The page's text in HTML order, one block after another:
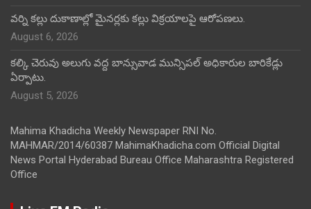
వర్ని కల్లు దుకాణాల్లో మైనర్లకు కల్లు విక్రయాలపై ఆరోపణలు.
August 6, 2026
కల్కి చెరువు అలుగు వద్ద బాన్సువాడ మున్సిపల్ అధికారుల బారికేడ్లు
ఏర్పాటు.
August 5, 2026
Mahima Khadicha Weekly Newspaper RNI No.
MAHMAR/2014/60387 MahimaKhadicha.com Official Digital
News Portal Hyderabad Bureau Office Maharashtra Registered
Office